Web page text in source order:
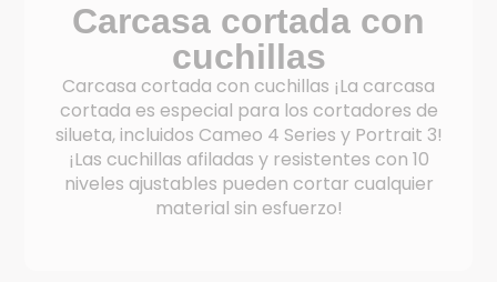
Carcasa cortada con
cuchillas
Carcasa cortada con cuchillas ¡La carcasa
cortada es especial para los cortadores de
silueta, incluidos Cameo 4 Series y Portrait 3!
¡Las cuchillas afiladas y resistentes con 10
niveles ajustables pueden cortar cualquier
material sin esfuerzo!